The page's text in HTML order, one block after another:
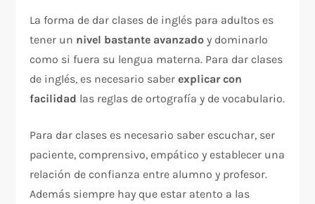
La forma de dar clases de inglés para adultos es
tener un nivel bastante avanzado y dominarlo
como si fuera su lengua materna. Para dar clases
de inglés, es necesario saberexplicar con
facilidad las reglas de ortografía y de vocabulario.
Para dar clases es necesario saber escuchar, ser
paciente, comprensivo, empático y establecer una
relación de confianza entre alumno y profesor.
Además siempre hay que estar atento a las